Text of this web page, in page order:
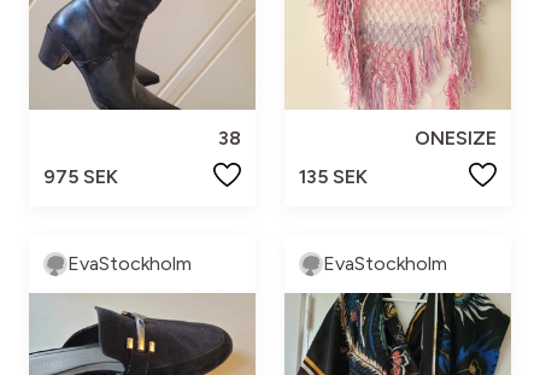
38
975 SEK
ONESIZE
135 SEK
EvaStockholm EvaStockholm